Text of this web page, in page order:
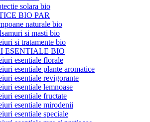
solara bio
BIO PAR
naturale bio
si masti bio
si tratamente bio
ESENTIALE BIO
esentiale florale
esentiale plante aromatice
esentiale revigorante
esentiale lemnoase
esentiale fructate
esentiale mirodenii
esentiale speciale